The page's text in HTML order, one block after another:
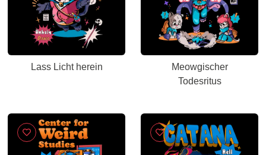
Lass Licht herein
Meowgischer
Todesritus